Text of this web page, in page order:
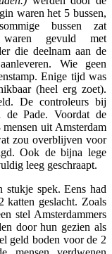
waren het 5 bussen,
bussen zat
waren gevuld met
die deelnam aan de
Wie geen
Enige tijd was
(heel erg zoet).
De controleurs bij
Pade. Voordat de
uit Amsterdam
zou overblijven voor
Ook de bijna lege
leeg geschraapt.
stukje spek. Eens had
katten geslacht. Zoals
stel Amsterdammers
door hun gezien als
geld boden voor de 2